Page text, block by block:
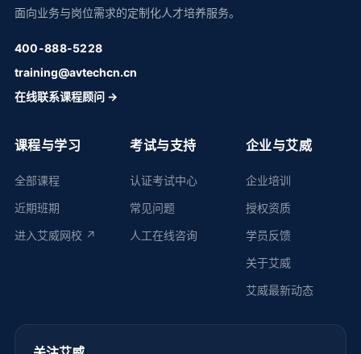
面向业务与岗位需求的定制化人才培养服务。
400-888-5228
training@avtechcn.cn
在线联系课程顾问 →
课程与学习
全部课程
近期班期
进入艾威网校 ↗
考试与支持
认证考试中心
常见问题
人工在线咨询
企业与艾威
企业培训
授权资质
学员反馈
关于艾威
艾威最新动态